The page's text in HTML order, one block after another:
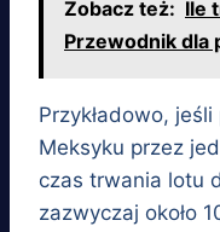
Zobacz też: Ile
Przewodnik dla
Przykładowo,
Meksyku przez
czas trwania lotu
zazwyczaj około